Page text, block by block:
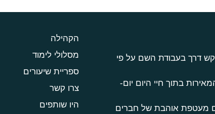
דרך בעבודת השם על פי
בתוך חיי היום יום-
מעטפת אוהבת של חברים
הקהילה
מסלולי לימוד
ספריית שיעורים
צרו קשר
היו שותפים